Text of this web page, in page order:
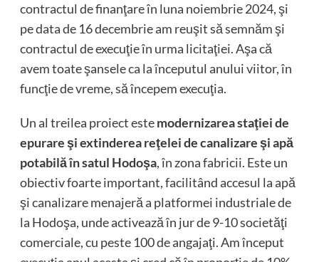
contractul de finanţare în luna noiembrie 2024, şi
pe data de 16 decembrie am reuşit să semnăm şi
contractul de execuţie în urma licitaţiei. Aşa că
avem toate şansele ca la începutul anului viitor, în
funcţie de vreme, să începem execuţia.
Un al treilea proiect estemodernizarea staţiei de
epurare şi extinderea reţelei de canalizare şi apă
potabilă în satul Hodoşa, în zona fabricii. Este un
obiectiv foarte important, facilitând accesul la apă
şi canalizare menajeră a platformei industriale de
la Hodoşa, unde activează în jur de 9-10 societăţi
comerciale, cu peste 100 de angajaţi. Am început